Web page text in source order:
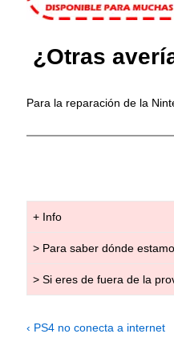
¿Otras
Para la reparación de la
+ Info
> Para saber dónde
> Si eres de fuera de la
Navegación
Previous
‹ PS4 no conecta a internet